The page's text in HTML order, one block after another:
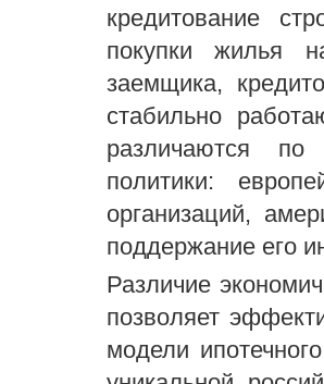
кредитование
покупки жилья
заемщика,
стабильно
различаются по
политики:
организаций,
поддержание его
Различие
позволяет
модели